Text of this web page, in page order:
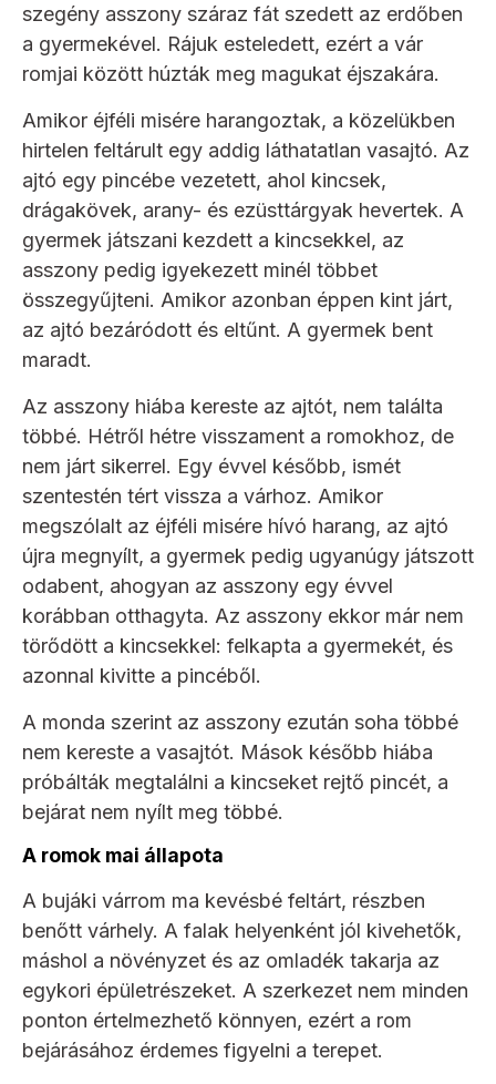
szegény asszony száraz fát szedett az erdőben
a gyermekével. Rájuk esteledett, ezért a vár
romjai között húzták meg magukat éjszakára.
Amikor éjféli misére harangoztak, a közelükben
hirtelen feltárult egy addig láthatatlan vasajtó. Az
ajtó egy pincébe vezetett, ahol kincsek,
drágakövek, arany- és ezüsttárgyak hevertek. A
gyermek játszani kezdett a kincsekkel, az
asszony pedig igyekezett minél többet
összegyűjteni. Amikor azonban éppen kint járt,
az ajtó bezáródott és eltűnt. A gyermek bent
maradt.
Az asszony hiába kereste az ajtót, nem találta
többé. Hétről hétre visszament a romokhoz, de
nem járt sikerrel. Egy évvel később, ismét
szentestén tért vissza a várhoz. Amikor
megszólalt az éjféli misére hívó harang, az ajtó
újra megnyílt, a gyermek pedig ugyanúgy játszott
odabent, ahogyan az asszony egy évvel
korábban otthagyta. Az asszony ekkor már nem
törődött a kincsekkel: felkapta a gyermekét, és
azonnal kivitte a pincéből.
A monda szerint az asszony ezután soha többé
nem kereste a vasajtót. Mások később hiába
próbálták megtalálni a kincseket rejtő pincét, a
bejárat nem nyílt meg többé.
A romok mai állapota
A bujáki várrom ma kevésbé feltárt, részben
benőtt várhely. A falak helyenként jól kivehetők,
máshol a növényzet és az omladék takarja az
egykori épületrészeket. A szerkezet nem minden
ponton értelmezhető könnyen, ezért a rom
bejárásához érdemes figyelni a terepet.